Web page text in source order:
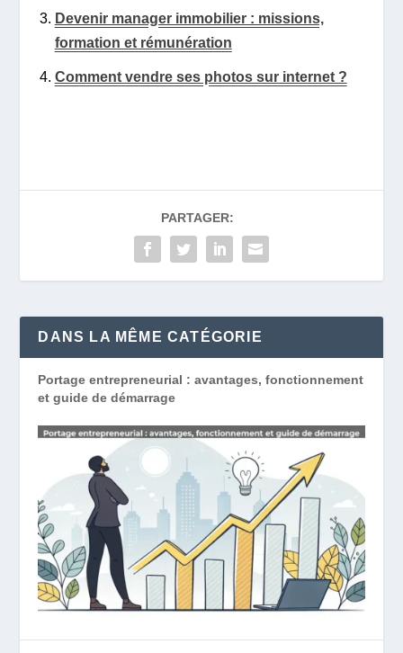
Devenir manager immobilier : missions,
formation et rémunération
Comment vendre ses photos sur internet ?
PARTAGER:
DANS LA MÊME CATÉGORIE
Portage entrepreneurial : avantages, fonctionnement
et guide de démarrage